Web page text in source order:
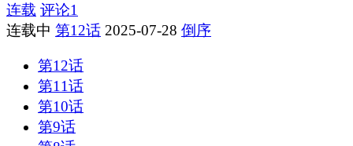
连载 评论1
连载中 第12话 2025-07-28 倒序
第12话
第11话
第10话
第9话